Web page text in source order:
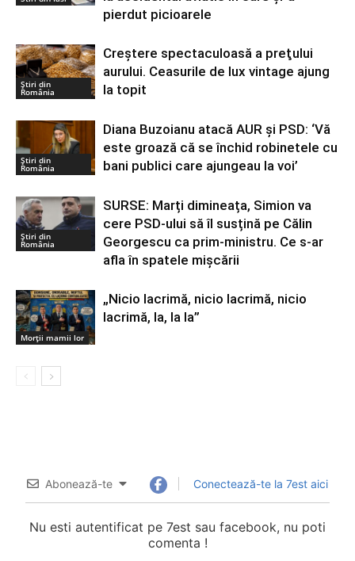
pierdut picioarele
Știri din
România
Creştere spectaculoasă a preţului
aurului. Ceasurile de lux vintage ajung
la topit
Știri din
România
Diana Buzoianu atacă AUR și PSD: ‘Vă
este groază că se închid robinetele cu
bani publici care ajungeau la voi’
Știri din
România
SURSE: Marți dimineața, Simion va
cere PSD-ului să îl susțină pe Călin
Georgescu ca prim-ministru. Ce s-ar
afla în spatele mișcării
Morții mamii lor
„Nicio lacrimă, nicio lacrimă, nicio
lacrimă, la, la la”
Abonează-te Conectează-te la 7est aici
Nu esti autentificat pe 7est sau facebook, nu poti
comenta !